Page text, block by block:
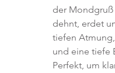
der Mondgruß
dehnt, erdet
tiefen
und eine tiefe